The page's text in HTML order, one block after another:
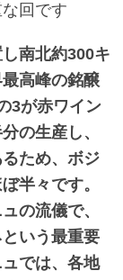
回です
南北約300キ
高峰の銘醸
3が赤ワイン
の生産し、
ため、ボジ
半々です。
の流儀で、
いう最重要
では、各地